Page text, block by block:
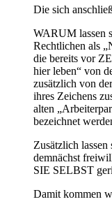
Die sich
WARUM lassen
Rechtlichen als
die bereits vor
hier leben“ von
zusätzlich von
ihres Zeichens
alten
bezeichnet
Zusätzlich lassen
demnächst
SIE SELBST
Damit kommen